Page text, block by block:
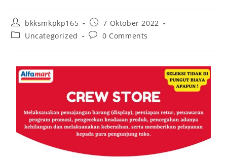
bkksmkpkp165
7 Oktober 2022
Uncategorized
0 Comments